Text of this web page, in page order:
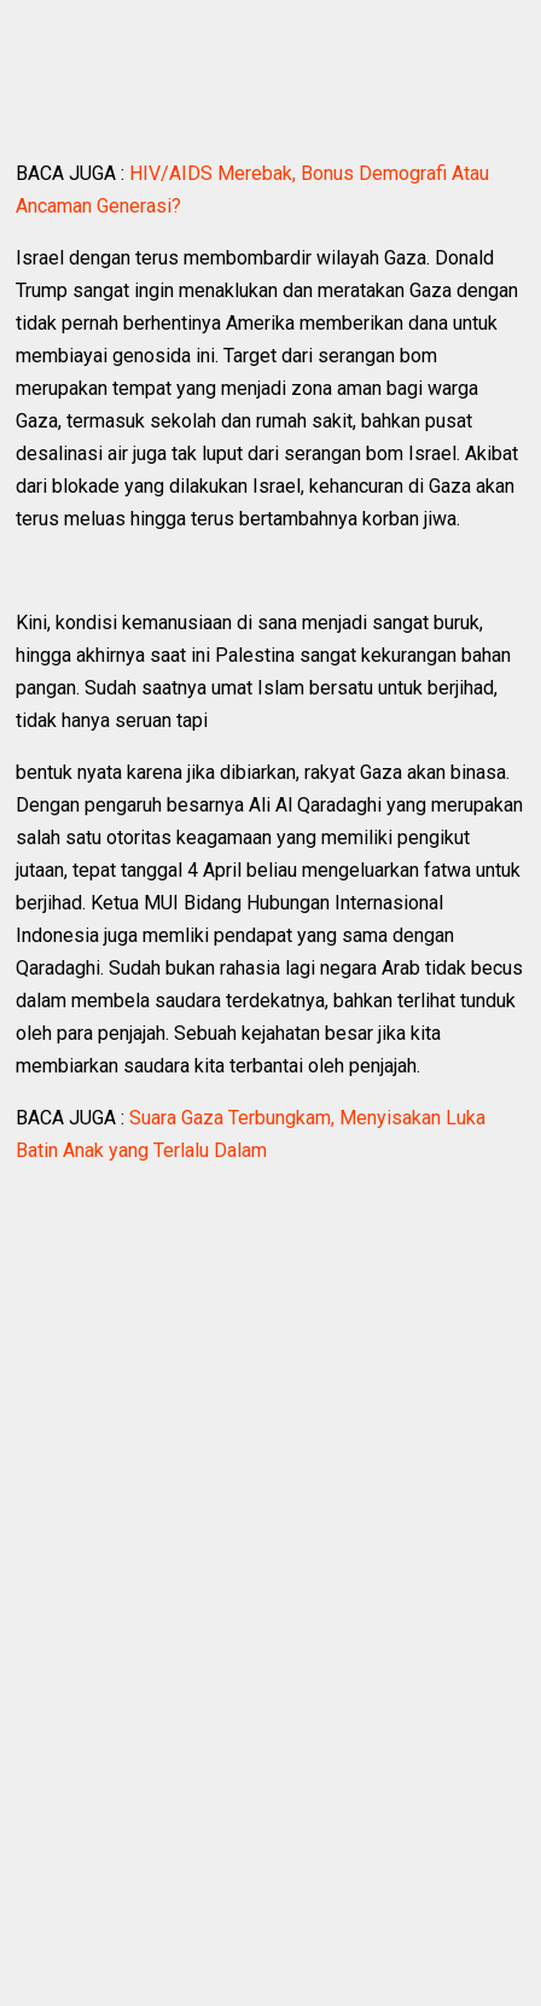
BACA JUGA : HIV/AIDS Merebak, Bonus Demografi Atau
Ancaman Generasi?
Israel dengan terus membombardir wilayah Gaza. Donald
Trump sangat ingin menaklukan dan meratakan Gaza dengan
tidak pernah berhentinya Amerika memberikan dana untuk
membiayai genosida ini. Target dari serangan bom
merupakan tempat yang menjadi zona aman bagi warga
Gaza, termasuk sekolah dan rumah sakit, bahkan pusat
desalinasi air juga tak luput dari serangan bom Israel. Akibat
dari blokade yang dilakukan Israel, kehancuran di Gaza akan
terus meluas hingga terus bertambahnya korban jiwa.
Kini, kondisi kemanusiaan di sana menjadi sangat buruk,
hingga akhirnya saat ini Palestina sangat kekurangan bahan
pangan. Sudah saatnya umat Islam bersatu untuk berjihad,
tidak hanya seruan tapi
bentuk nyata karena jika dibiarkan, rakyat Gaza akan binasa.
Dengan pengaruh besarnya Ali Al Qaradaghi yang merupakan
salah satu otoritas keagamaan yang memiliki pengikut
jutaan, tepat tanggal 4 April beliau mengeluarkan fatwa untuk
berjihad. Ketua MUI Bidang Hubungan Internasional
Indonesia juga memliki pendapat yang sama dengan
Qaradaghi. Sudah bukan rahasia lagi negara Arab tidak becus
dalam membela saudara terdekatnya, bahkan terlihat tunduk
oleh para penjajah. Sebuah kejahatan besar jika kita
membiarkan saudara kita terbantai oleh penjajah.
BACA JUGA :Suara Gaza Terbungkam, Menyisakan Luka
Batin Anak yang Terlalu Dalam